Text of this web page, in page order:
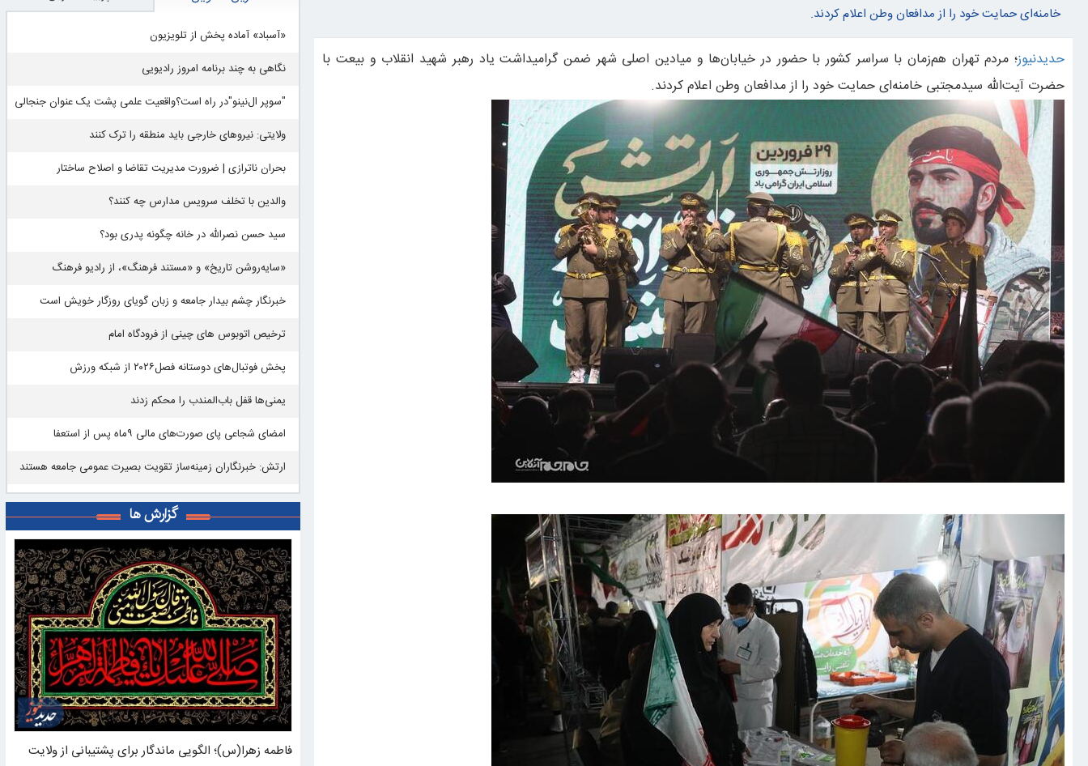
"سوپر ال‌نینو"در راه است؟واقعیت علمی پشت یک عنوان جنجالی
خامنه‌ای حمایت خود را از مدافعان وطن اعلام کردند.
حدیدنیوز؛ مردم تهران هم‌زمان با سراسر کشور با حضور در خیابان‌ها و میادین اصلی شهر ضمن گرامیداشت یاد رهبر شهید انقلاب و بیعت با
حضرت آیت‌الله سیدمجتبی خامنه‌ای حمایت خود را از مدافعان وطن اعلام کردند.
«آسباد» آماده پخش از تلویزیون
نگاهی به چند برنامه امروز رادیویی
"سوپر ال‌نینو"در راه است؟واقعیت علمی پشت یک عنوان جنجالی
ولایتی: نیروهای خارجی باید منطقه را ترک کنند
بحران ناترازی | ضرورت مدیریت تقاضا و اصلاح ساختار
والدین با تخلف سرویس مدارس چه کنند؟
سید حسن نصرالله در خانه چگونه پدری بود؟
«سایه‌روشن تاریخ» و «مستند فرهنگ»، از رادیو فرهنگ
خبرنگار چشم بیدار جامعه و زبان گویای روزگار خویش است
ترخیص اتوبوس های چینی از فرودگاه امام
پخش فوتبال‌های دوستانه فصل۲۰۲۶ از شبکه ورزش
یمنی‌ها قفل باب‌المندب را محکم زدند
امضای شجاعی پای صورت‌های مالی ٩ماه پس از استعفا
ارتش: خبرنگاران زمینه‌ساز تقویت بصیرت عمومی جامعه هستند
گزارش ها
فاطمه زهرا(س)؛ الگویی ماندگار برای پشتیبانی از ولایت